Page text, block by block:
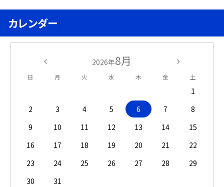
カレンダー
2026年8月
日 月 火 水 木 金 土
1
2
3 4 5 6 7
8
9
10 11 12 13 14
15
16
17 18 19 20 21
22
23
24 25 26 27 28
29
30
31